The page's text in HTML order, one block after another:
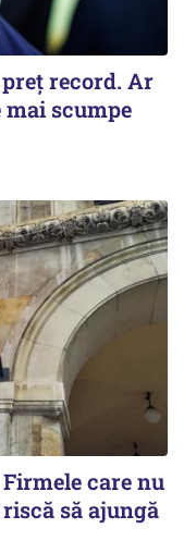
record. Ar
mai scumpe
care nu
să ajungă